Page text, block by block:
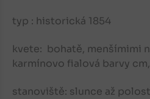
typ : historická 1854
kvete: bohatě, menšímimi
karmínovo fialová barvy
stanoviště: slunce až